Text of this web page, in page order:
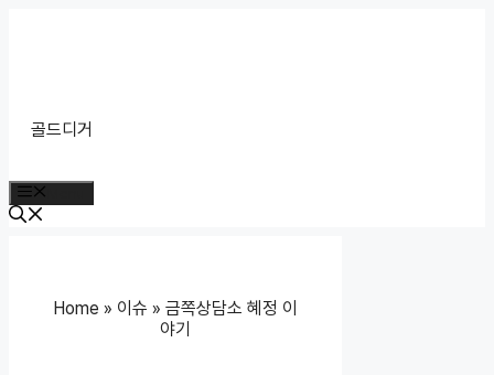
골드디거
Home » 이슈 »금쪽상담소 혜정 이
야기